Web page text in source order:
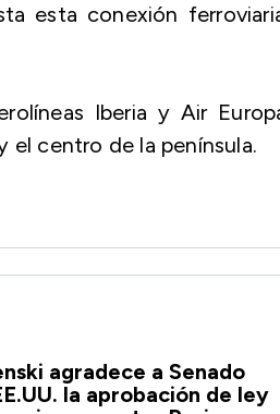
esta conexión
Iberia y Air
el centro de la península.
agradece a Senado
la aprobación de ley